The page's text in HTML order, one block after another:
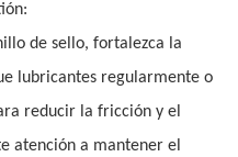
de sello, fortalezca la
lubricantes regularmente o
reducir la fricción y el
atención a mantener el